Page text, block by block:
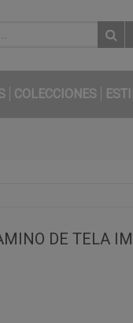
COLECCIONES
DE TELA